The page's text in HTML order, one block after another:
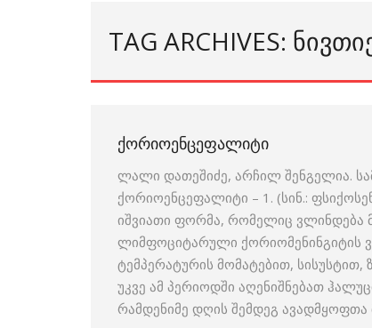
TAG ARCHIVES:
ᲥᲝᲠᲘᲝᲔᲜᲪᲔᲤᲐᲚᲘᲢᲘ
ლალი დათეშიძე, არჩილ შენგელია.
ქორიოენცეფალიტი – 1. (სინ.:
იშვიათი ფორმა, რომელიც ვლინდება
ლიმფოციტარული ქორიომენინგიტის
ტემპერატურის მომატებით,
უკვე ამ პერიოდში აღენიშნებათ
რამდენიმე დღის შემდეგ